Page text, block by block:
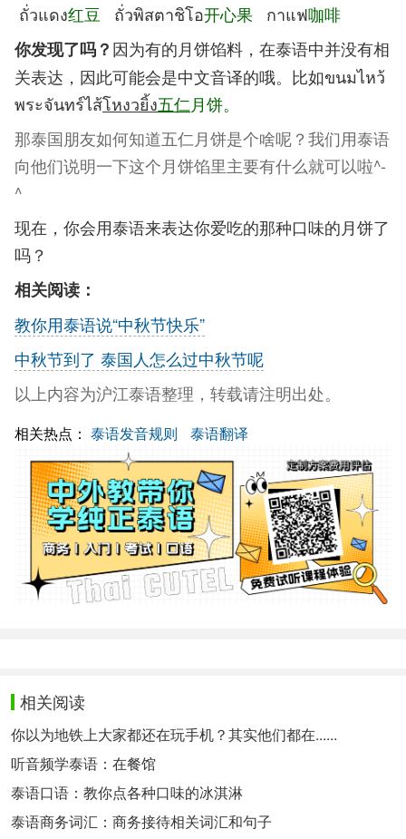
ถั่วแดง红豆 ถั่วพิสตาชิโอ开心果 กาแฟ咖啡
你发现了吗？因为有的月饼馅料，在泰语中并没有相
关表达，因此可能会是中文音译的哦。比如ขนมไหว้
พระจันทร์ไส้โหงวยิ้ง五仁月饼。
那泰国朋友如何知道五仁月饼是个啥呢？我们用泰语
向他们说明一下这个月饼馅里主要有什么就可以啦^-
^
现在，你会用泰语来表达你爱吃的那种口味的月饼了
吗？
相关阅读：
教你用泰语说“中秋节快乐”
中秋节到了 泰国人怎么过中秋节呢
以上内容为沪江泰语整理，转载请注明出处。
相关热点： 泰语发音规则 泰语翻译
相关阅读
你以为地铁上大家都还在玩手机？其实他们都在......
听音频学泰语：在餐馆
泰语口语：教你点各种口味的冰淇淋
泰语商务词汇：商务接待相关词汇和句子